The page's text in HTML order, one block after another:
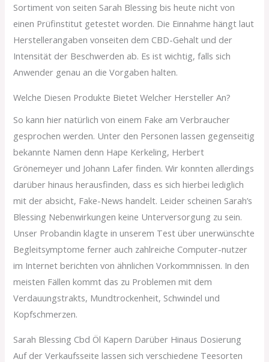
Sortiment von seiten Sarah Blessing bis heute nicht von
einen Prüfinstitut getestet worden. Die Einnahme hängt laut
Herstellerangaben vonseiten dem CBD-Gehalt und der
Intensität der Beschwerden ab. Es ist wichtig, falls sich
Anwender genau an die Vorgaben halten.
Welche Diesen Produkte Bietet Welcher Hersteller An?
So kann hier natürlich von einem Fake am Verbraucher
gesprochen werden. Unter den Personen lassen gegenseitig
bekannte Namen denn Hape Kerkeling, Herbert
Grönemeyer und Johann Lafer finden. Wir konnten allerdings
darüber hinaus herausfinden, dass es sich hierbei lediglich
mit der absicht, Fake-News handelt. Leider scheinen Sarah’s
Blessing Nebenwirkungen keine Unterversorgung zu sein.
Unser Probandin klagte in unserem Test über unerwünschte
Begleitsymptome ferner auch zahlreiche Computer-nutzer
im Internet berichten von ähnlichen Vorkommnissen. In den
meisten Fällen kommt das zu Problemen mit dem
Verdauungstrakts, Mundtrockenheit, Schwindel und
Kopfschmerzen.
Sarah Blessing Cbd Öl Kapern Darüber Hinaus Dosierung
Auf der Verkaufsseite lassen sich verschiedene Teesorten